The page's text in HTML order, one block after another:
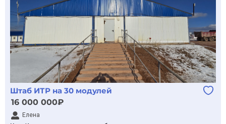
Штаб ИТР на 30 модулей
16 000 000₽
Елена